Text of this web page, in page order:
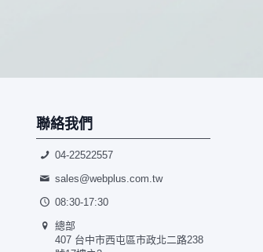
聯絡我們
04-22522557
sales@webplus.com.tw
08:30-17:30
總部
407 台中市西屯區市政北二路238